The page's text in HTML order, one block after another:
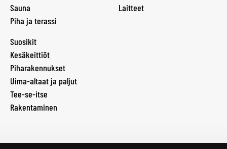
Sauna
Piha ja terassi
Laitteet
Suosikit
Kesäkeittiöt
Piharakennukset
Uima-altaat ja paljut
Tee-se-itse
Rakentaminen